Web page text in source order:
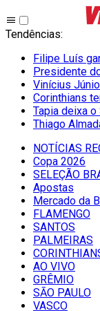
Tendências:
Filipe Luís
Presidente
Vinícius
Corinthians
Tapia deixa o
Thiago
NOTÍCIAS
Copa 2026
SELEÇÃO
Apostas
Mercado da
FLAMENGO
SANTOS
PALMEIRAS
AO VIVO
GRÊMIO
SĀO PAULO
VASCO